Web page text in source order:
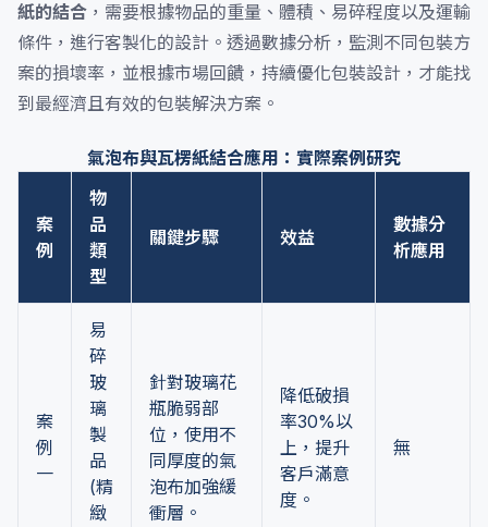
紙的結合 ，需要根據物品的重量、體積、易碎程度以及運輸
條件，進行客製化的設計。透過數據分析，監測不同包裝方
案的損壞率，並根據市場回饋，持續優化包裝設計，才能找
到最經濟且有效的包裝解決方案。
氣泡布與瓦楞紙結合應用：實際案例研究
案
例
物
品
類
型
關鍵步驟 效益
數據分
析應用
案
例
一
易
碎
玻
璃
製
品
(精
緻
針對玻璃花
瓶脆弱部
位，使用不
同厚度的氣
泡布加強緩
衝層。
降低破損
率30%以
上，提升
客戶滿意
度。
無